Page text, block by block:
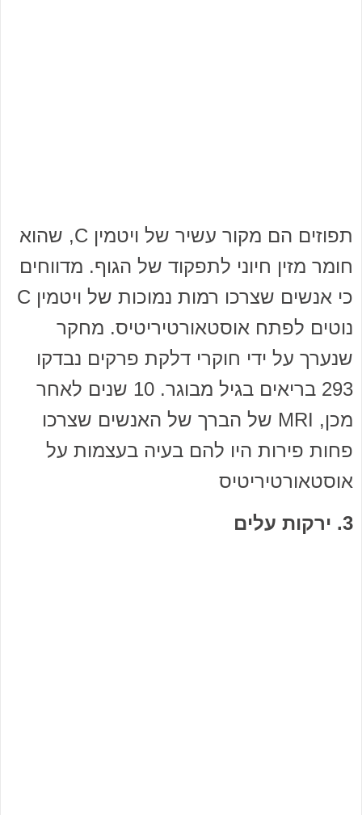
תפוזים הם מקור עשיר של ויטמין C, שהוא
חומר מזין חיוני לתפקוד של הגוף. מדווחים
כי אנשים שצרכו רמות נמוכות של ויטמין C
נוטים לפתח אוסטאורטיריטיס. מחקר
שנערך על ידי חוקרי דלקת פרקים נבדקו
293 בריאים בגיל מבוגר. 10 שנים לאחר
מכן, MRI של הברך של האנשים שצרכו
פחות פירות היו להם בעיה בעצמות על
אוסטאורטיריטיס
3. ירקות עלים